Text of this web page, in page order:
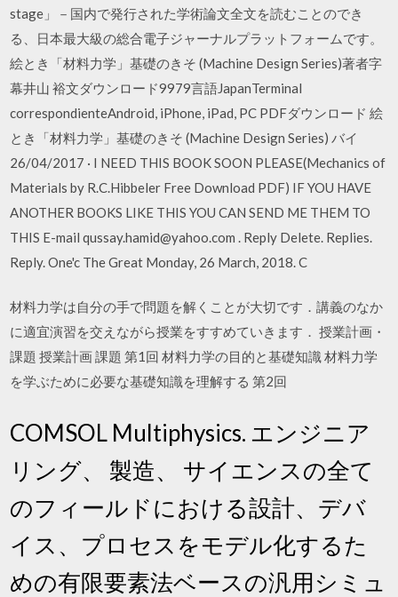
stage」－国内で発行された学術論文全文を読むことのでき
る、日本最大級の総合電子ジャーナルプラットフォームです。
絵とき「材料力学」基礎のきそ (Machine Design Series)著者字
幕井山 裕文ダウンロード9979言語JapanTerminal
correspondienteAndroid, iPhone, iPad, PC PDFダウンロード 絵
とき「材料力学」基礎のきそ (Machine Design Series) バイ
26/04/2017 · I NEED THIS BOOK SOON PLEASE(Mechanics of
Materials by R.C.Hibbeler Free Download PDF) IF YOU HAVE
ANOTHER BOOKS LIKE THIS YOU CAN SEND ME THEM TO
THIS E-mail qussay.hamid@yahoo.com . Reply Delete. Replies.
Reply. One'c The Great Monday, 26 March, 2018. C
材料力学は自分の手で問題を解くことが大切です．講義のなか
に適宜演習を交えながら授業をすすめていきます． 授業計画・
課題 授業計画 課題 第1回 材料力学の目的と基礎知識 材料力学
を学ぶために必要な基礎知識を理解する 第2回
COMSOL Multiphysics. エンジニア
リング、 製造、 サイエンスの全て
のフィールドにおける設計、デバ
イス、プロセスをモデル化するた
めの有限要素法ベースの汎用シミュ